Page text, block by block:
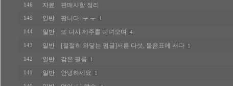
146 자료 판매사항 정리
145 일반 팝니다. ㅜ.ㅜ 1
144 일반 또 다시 제주를 다녀오며 4
143 일반 [절절히 와닿는 펌글]서른 다섯, 물음표에 서다 1
142 일반 감은 필름 1
141 일반 안녕하세요 1